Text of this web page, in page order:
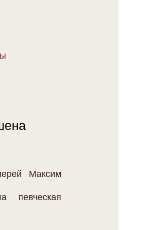
Максим
певческая